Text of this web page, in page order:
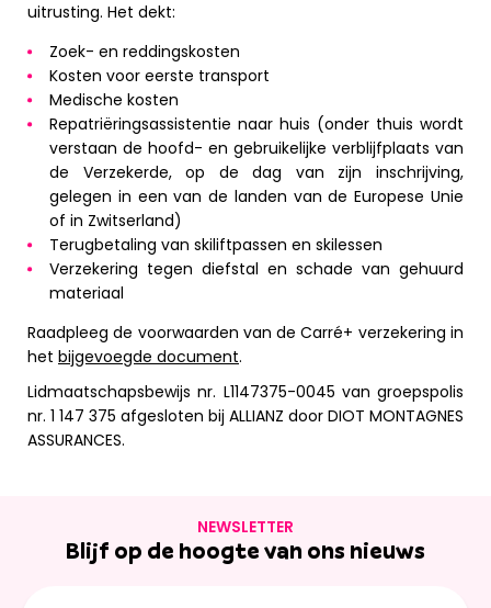
uitrusting. Het dekt:
Zoek- en reddingskosten
Kosten voor eerste transport
Medische kosten
Repatriëringsassistentie naar huis (onder thuis wordt
verstaan de hoofd- en gebruikelijke verblijfplaats van
de Verzekerde, op de dag van zijn inschrijving,
gelegen in een van de landen van de Europese Unie
of in Zwitserland)
Terugbetaling van skiliftpassen en skilessen
Verzekering tegen diefstal en schade van gehuurd
materiaal
Raadpleeg de voorwaarden van de Carré+ verzekering in
het bijgevoegde document.
Lidmaatschapsbewijs nr. L1147375-0045 van groepspolis
nr. 1 147 375 afgesloten bij ALLIANZ door DIOT MONTAGNES
ASSURANCES.
NEWSLETTER
Blijf op de hoogte van ons nieuws